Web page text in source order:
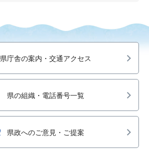
県庁舎の案内・交通アクセス
県の組織・電話番号一覧
県政へのご意見・ご提案